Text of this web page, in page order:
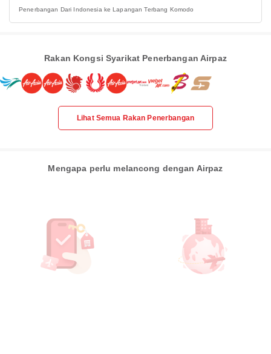
Penerbangan Dari Indonesia ke Lapangan Terbang Komodo
Rakan Kongsi Syarikat Penerbangan Airpaz
Lihat Semua Rakan Penerbangan
Mengapa perlu melancong dengan Airpaz